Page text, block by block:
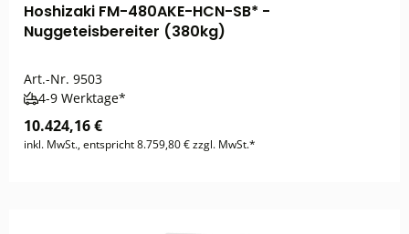
Hoshizaki FM-480AKE-HCN-SB* -
Nuggeteisbereiter (380kg)
Art.-Nr. 9503
4-9 Werktage*
10.424,16 €
inkl. MwSt., entspricht 8.759,80 € zzgl. MwSt.*